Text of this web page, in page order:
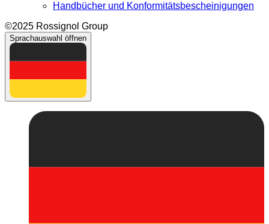
Handbücher und Konformitätsbescheinigungen
©2025 Rossignol Group
Sprachauswahl öffnen